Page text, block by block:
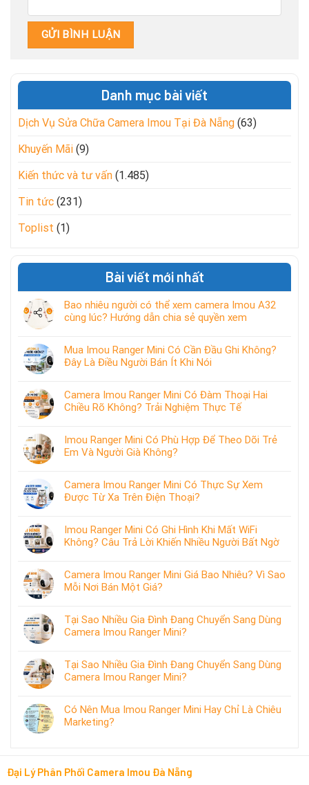
Danh mục bài viết
Dịch Vụ Sửa Chữa Camera Imou Tại Đà Nẵng (63)
Khuyến Mãi (9)
Kiến thức và tư vấn (1.485)
Tin tức (231)
Toplist (1)
Bài viết mới nhất
Bao nhiêu người có thể xem camera Imou A32
cùng lúc? Hướng dẫn chia sẻ quyền xem
Mua Imou Ranger Mini Có Cần Đầu Ghi Không?
Đây Là Điều Người Bán Ít Khi Nói
Camera Imou Ranger Mini Có Đàm Thoại Hai
Chiều Rõ Không? Trải Nghiệm Thực Tế
Imou Ranger Mini Có Phù Hợp Để Theo Dõi Trẻ
Em Và Người Già Không?
Camera Imou Ranger Mini Có Thực Sự Xem
Được Từ Xa Trên Điện Thoại?
Imou Ranger Mini Có Ghi Hình Khi Mất WiFi
Không? Câu Trả Lời Khiến Nhiều Người Bất Ngờ
Camera Imou Ranger Mini Giá Bao Nhiêu? Vì Sao
Mỗi Nơi Bán Một Giá?
Tại Sao Nhiều Gia Đình Đang Chuyển Sang Dùng
Camera Imou Ranger Mini?
Tại Sao Nhiều Gia Đình Đang Chuyển Sang Dùng
Camera Imou Ranger Mini?
Có Nên Mua Imou Ranger Mini Hay Chỉ Là Chiêu
Marketing?
Đại Lý Phân Phối Camera Imou Đà Nẵng